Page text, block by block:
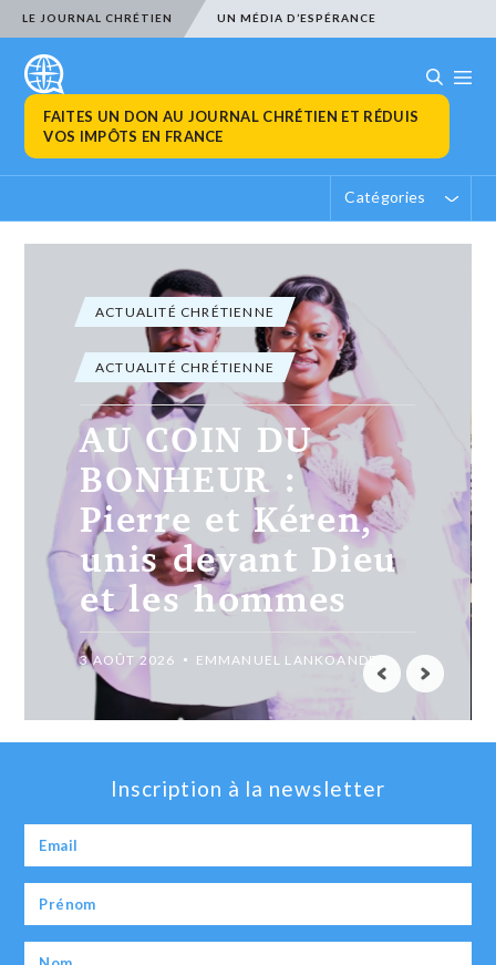
LE JOURNAL CHRÉTIEN UN MÉDIA D’ESPÉRANCE
FAITES UN DON AU JOURNAL CHRÉTIEN ET RÉDUIS
VOS IMPÔTS EN FRANCE
Catégories
ACTUALITÉ CHRÉTIENNE
ACTUALITÉ CHRÉTIENNE
EN MEMOIRE :
Esdras Untorini
Madiéga,
jusqu’au bout
avec Christ.
31 JUILLET 2026 EMMANUEL LANKOANDE
Inscription à la newsletter